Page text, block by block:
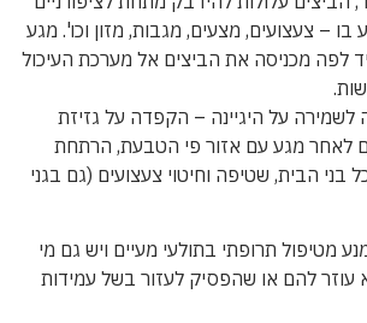
בו – צעצועים, מצעים, מגבות, מזון וכו'. מגע
לפה מכניסה את הביצים אל מערכת העיכול
לשמירה על היגיינה – הקפדה על גזיזת
לאחר מגע עם אזור פי הטבעת, הרתחת
בני הבית, שטיפה וחיטוי צעצועים (גם בגני
מטיפול תרופתי בתולעי מעיים ויש גם מי
עוזר להם או שהפסיק לעזור בשל עמידות